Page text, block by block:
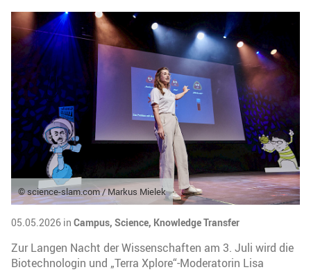
© science-slam.com / Markus Mielek
05.05.2026 in Campus, Science, Knowledge Transfer
Zur Langen Nacht der Wissenschaften am 3. Juli wird die
Biotechnologin und „Terra Xplore“-Moderatorin Lisa